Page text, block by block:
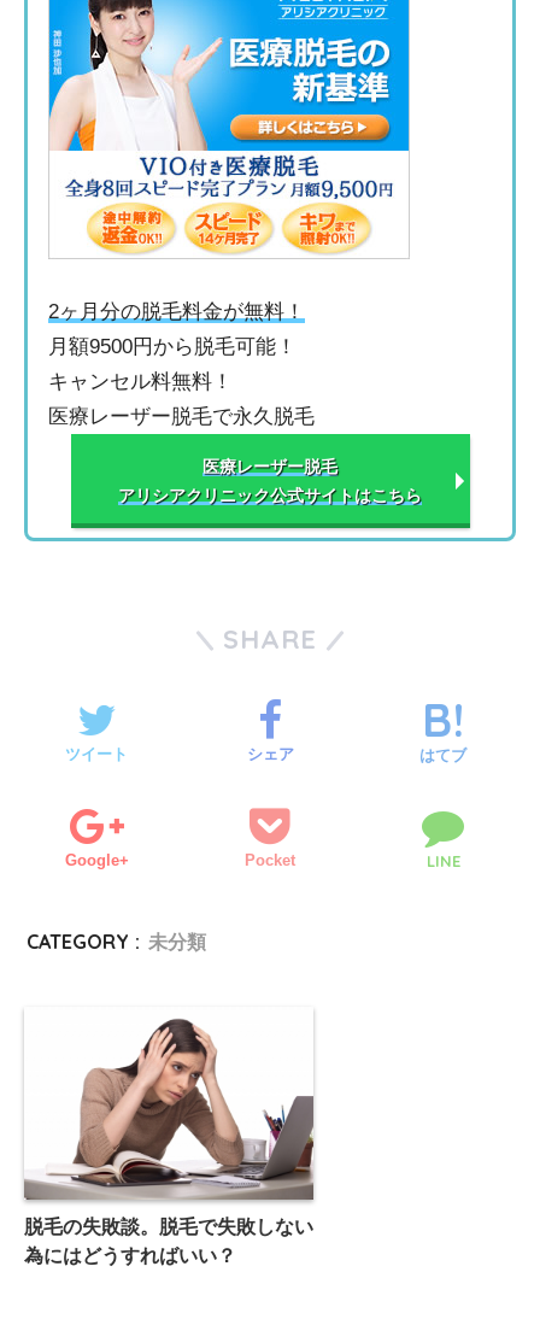
2ヶ月分の脱毛料金が無料！
月額9500円から脱毛可能！
キャンセル料無料！
医療レーザー脱毛で永久脱毛
医療レーザー脱毛
アリシアクリニック公式サイトはこちら
SHARE
ツイート シェア はてブ
Google+ Pocket LINE
CATEGORY : 未分類
脱毛の失敗談。脱毛で失敗しない
為にはどうすればいい？